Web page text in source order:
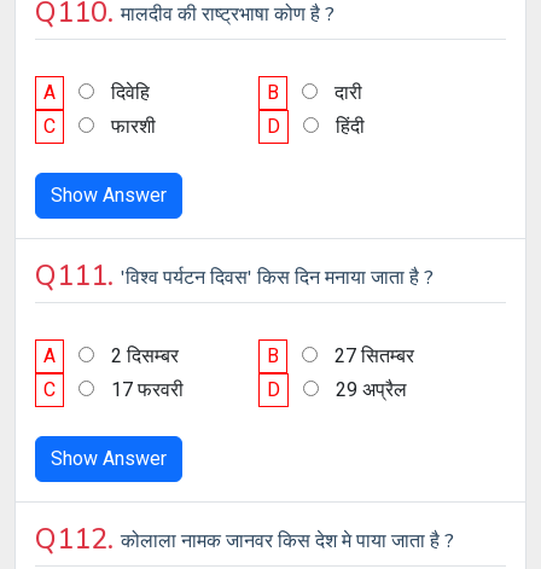
Q110.मालदीव की राष्ट्रभाषा कोण है ?
A दिवेहि B
दारी
C
फारशी D हिंदी
Show Answer
Q111. 'विश्व पर्यटन दिवस' किस दिन मनाया जाता है ?
A 2 दिसम्बर B
27 सितम्बर
C
17 फरवरी D 29 अप्रैल
Show Answer
Q112.कोलाला नामक जानवर किस देश मे पाया जाता है ?